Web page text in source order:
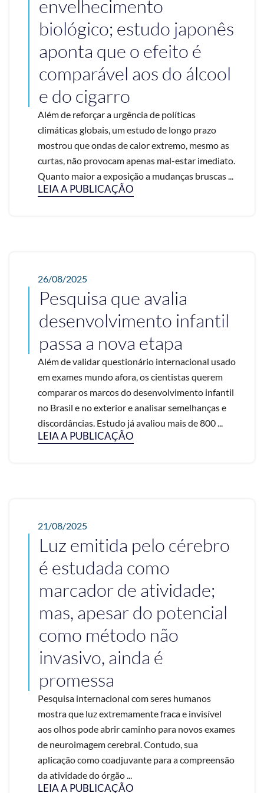
envelhecimento
biológico; estudo japonês
aponta que o efeito é
comparável aos do álcool
e do cigarro
Além de reforçar a urgência de políticas
climáticas globais, um estudo de longo prazo
mostrou que ondas de calor extremo, mesmo as
curtas, não provocam apenas mal-estar imediato.
Quanto maior a exposição a mudanças bruscas ...
LEIA A PUBLICAÇÃO
26/08/2025
Pesquisa que avalia
desenvolvimento infantil
passa a nova etapa
Além de validar questionário internacional usado
em exames mundo afora, os cientistas querem
comparar os marcos do desenvolvimento infantil
no Brasil e no exterior e analisar semelhanças e
discordâncias. Estudo já avaliou mais de 800 ...
LEIA A PUBLICAÇÃO
21/08/2025
Luz emitida pelo cérebro
é estudada como
marcador de atividade;
mas, apesar do potencial
como método não
invasivo, ainda é
promessa
Pesquisa internacional com seres humanos
mostra que luz extremamente fraca e invisível
aos olhos pode abrir caminho para novos exames
de neuroimagem cerebral. Contudo, sua
aplicação como coadjuvante para a compreensão
da atividade do órgão ...
LEIA A PUBLICAÇÃO